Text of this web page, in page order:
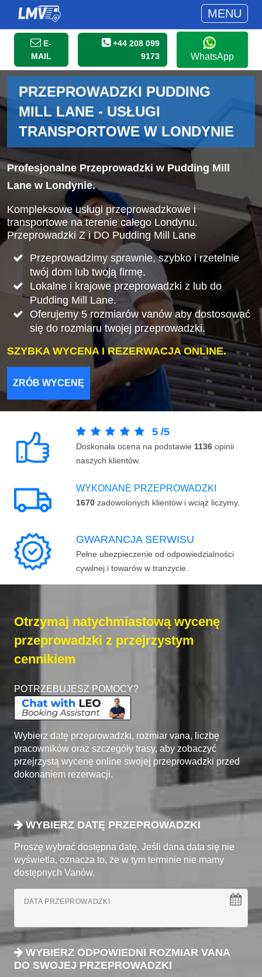
MENU
E-
MAIL
+44 208 099
9173
WhatsApp
PRZEPROWADZKI PUDDING
MILL LANE - USŁUGI
TRANSPORTOWE W LONDYNIE
Profesjonalne Przeprowadzki w Pudding Mill
Lane w Londynie.
Kompleksowe usługi przeprowadzkowe i
transportowe na terenie całego Londynu.
Przeprowadzki Z i DO Pudding Mill Lane
Przeprowadzimy sprawnie, szybko i rzetelnie
twój dom lub twoją firmę.
Lokalne i krajowe przeprowadzki z lub do
Pudding Mill Lane.
Oferujemy 5 rozmiarów vanów aby dostosować
się do rozmiaru twojej przeprowadzki.
SZYBKA WYCENA I REZERWACJA ONLINE.
ZRÓB WYCENĘ
5 /5
Doskonała ocena na podstawie 1136 opinii
naszych klientów.
WYKONANE PRZEPROWADZKI
1670 zadowolonych klientów i wciąż liczymy.
GWARANCJA SERWISU
Pełne ubezpieczenie od odpowiedzialności
cywilnej i towarów w tranzycie.
Otrzymaj natychmiastową wycenę
przeprowadzki z przejrzystym
cennikiem
POTRZEBUJESZ POMOCY?
Wybierz datę przeprowadzki, rozmiar vana, liczbę
pracowników oraz szczegóły trasy, aby zobaczyć
przejrzystą wycenę online swojej przeprowadzki przed
dokonaniem rezerwacji.
WYBIERZ DATĘ PRZEPROWADZKI
Proszę wybrać dostępna datę. Jeśli dana data się nie
wyświetla, oznacza to, że w tym terminie nie mamy
dostępnych Vanów.
DATA PRZEPROWADZKI
WYBIERZ ODPOWIEDNI ROZMIAR VANA
DO SWOJEJ PRZEPROWADZKI